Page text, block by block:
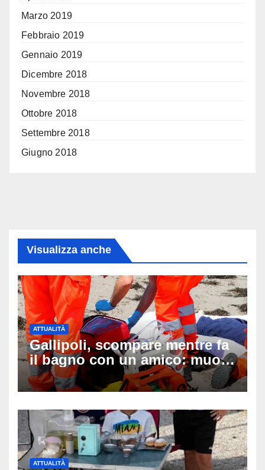
Marzo 2019
Febbraio 2019
Gennaio 2019
Dicembre 2018
Novembre 2018
Ottobre 2018
Settembre 2018
Giugno 2018
Visualizza anche
ATTUALITÀ
Gallipoli, scompare mentre fa
il bagno con un amico: muore
a 19 anni dopo 45 minuti di
disperati tentativi di
ATTUALITÀ